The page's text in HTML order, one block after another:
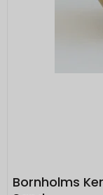
Bornholms